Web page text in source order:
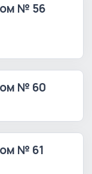
№ 56
№ 60
№ 61